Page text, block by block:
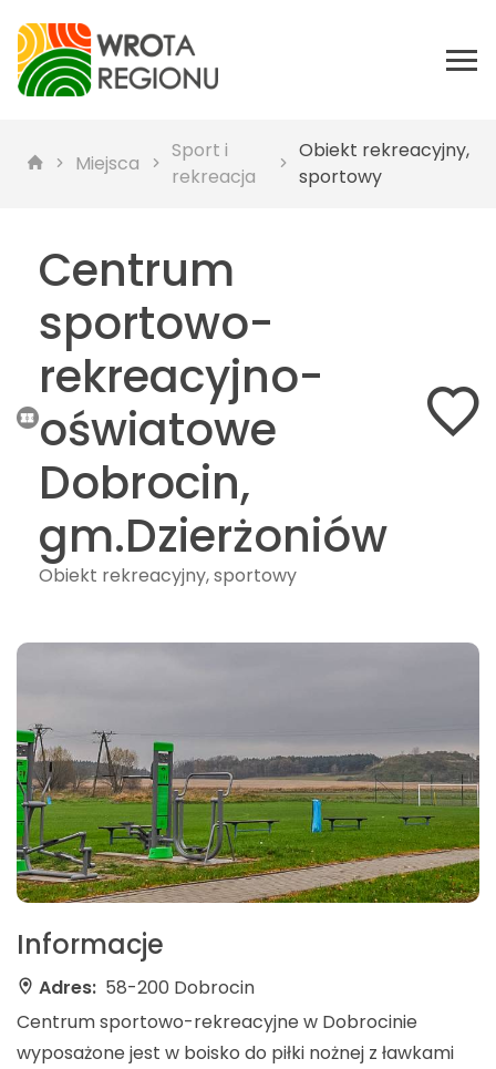
Miejsca
Sport i
rekreacja
Obiekt rekreacyjny,
sportowy
Centrum
sportowo-
rekreacyjno-
oświatowe
Dobrocin,
gm.Dzierżoniów
Obiekt rekreacyjny, sportowy
Informacje
Adres: 58-200 Dobrocin
Centrum sportowo-rekreacyjne w Dobrocinie
wyposażone jest w boisko do piłki nożnej z ławkami